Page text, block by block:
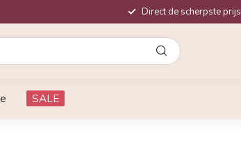
Direct de scherpste prijs
SALE